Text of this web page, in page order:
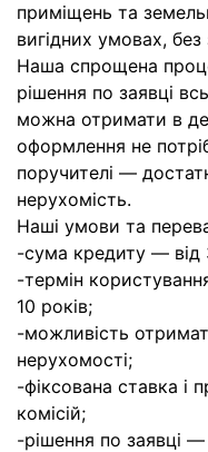
приміщень та
вигідних умовах, без
Наша спрощена
рішення по заявці
можна отримати в
оформлення не
поручителі —
нерухомість.
Наші умови та
-сума кредиту —
-термін
10 років;
-можливість
нерухомості;
-фіксована ставка і
комісій;
-рішення по заявці